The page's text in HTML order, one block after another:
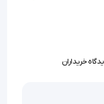
خریداران